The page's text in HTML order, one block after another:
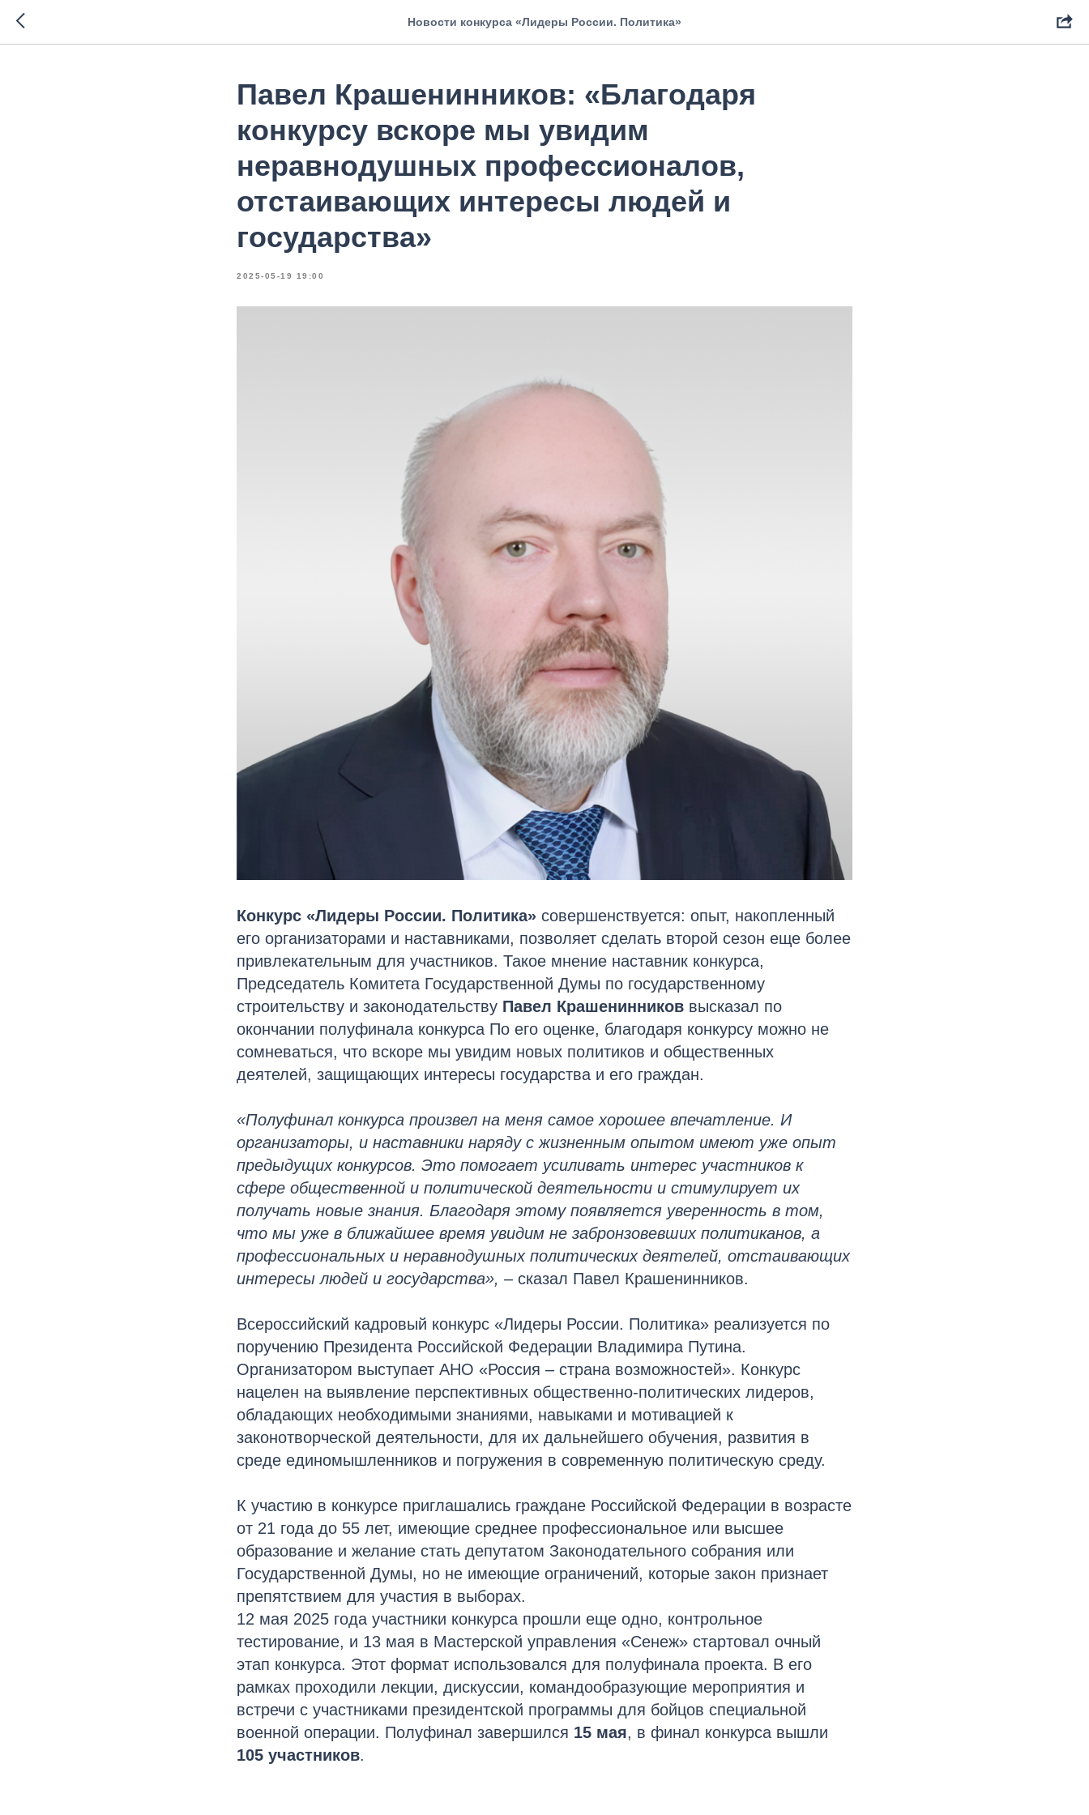
Новости конкурса «Лидеры России. Политика»
Павел Крашенинников: «Благодаря
конкурсу вскоре мы увидим
неравнодушных профессионалов,
отстаивающих интересы людей и
государства»
2025-05-19 19:00
Конкурс «Лидеры России. Политика» совершенствуется: опыт, накопленный
его организаторами и наставниками, позволяет сделать второй сезон еще более
привлекательным для участников. Такое мнение наставник конкурса,
Председатель Комитета Государственной Думы по государственному
строительству и законодательству Павел Крашенинников высказал по
окончании полуфинала конкурса По его оценке, благодаря конкурсу можно не
сомневаться, что вскоре мы увидим новых политиков и общественных
деятелей, защищающих интересы государства и его граждан.
«Полуфинал конкурса произвел на меня самое хорошее впечатление. И
организаторы, и наставники наряду с жизненным опытом имеют уже опыт
предыдущих конкурсов. Это помогает усиливать интерес участников к
сфере общественной и политической деятельности и стимулирует их
получать новые знания. Благодаря этому появляется уверенность в том,
что мы уже в ближайшее время увидим не забронзовевших политиканов, а
профессиональных и неравнодушных политических деятелей, отстаивающих
интересы людей и государства», – сказал Павел Крашенинников.
Всероссийский кадровый конкурс «Лидеры России. Политика» реализуется по
поручению Президента Российской Федерации Владимира Путина.
Организатором выступает АНО «Россия – страна возможностей». Конкурс
нацелен на выявление перспективных общественно-политических лидеров,
обладающих необходимыми знаниями, навыками и мотивацией к
законотворческой деятельности, для их дальнейшего обучения, развития в
среде единомышленников и погружения в современную политическую среду.
К участию в конкурсе приглашались граждане Российской Федерации в возрасте
от 21 года до 55 лет, имеющие среднее профессиональное или высшее
образование и желание стать депутатом Законодательного собрания или
Государственной Думы, но не имеющие ограничений, которые закон признает
препятствием для участия в выборах.
12 мая 2025 года участники конкурса прошли еще одно, контрольное
тестирование, и 13 мая в Мастерской управления «Сенеж» стартовал очный
этап конкурса. Этот формат использовался для полуфинала проекта. В его
рамках проходили лекции, дискуссии, командообразующие мероприятия и
встречи с участниками президентской программы для бойцов специальной
военной операции. Полуфинал завершился 15 мая, в финал конкурса вышли
105 участников.